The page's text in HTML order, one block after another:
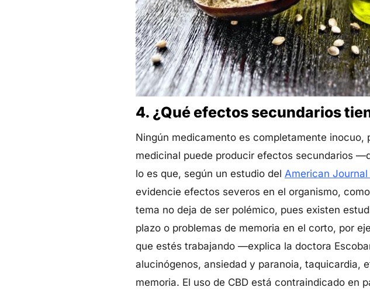
4. ¿Qué efectos secundarios
Ningún medicamento es completamente
medicinal puede producir efectos secundarios
lo es que, según un estudio del American
evidencie efectos severos en el organismo,
tema no deja de ser polémico, pues existen
plazo o problemas de memoria en el corto, por
que estés trabajando —explica la doctora
alucinógenos, ansiedad y paranoia, taquicardia,
memoria. El uso de CBD está contraindicado en